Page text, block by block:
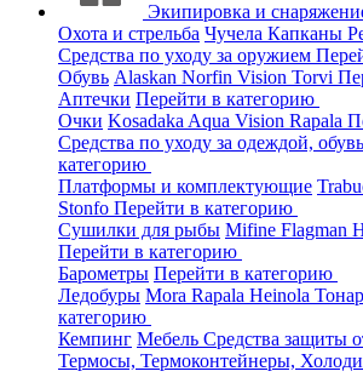
Экипировка и
Охота и стрельба Чучела Капканы
Средства по уходу за оружием
Обувь Alaskan Norfin Vision Torvi
Аптечки Перейти в категорию
Очки Kosadaka Aqua Vision Rapala
Средства по уходу за одеждой,
категорию
Платформы и комплектующие
Stonfo Перейти в категорию
Сушилки для рыбы Mifine Flagman
Перейти в категорию
Барометры Перейти в категорию
Ледобуры Mora Rapala Heinola Тонар
категорию
Кемпинг Мебель Средства защиты
Термосы, Термоконтейнеры,